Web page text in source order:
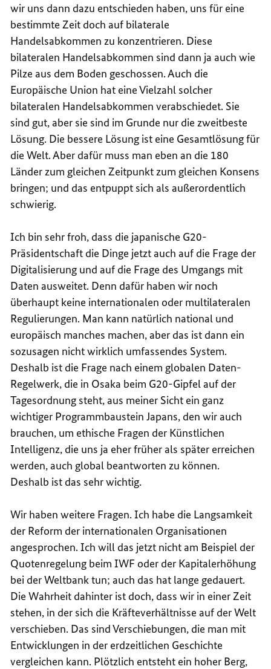
wir uns dann dazu entschieden haben, uns für eine
bestimmte Zeit doch auf bilaterale
Handelsabkommen zu konzentrieren. Diese
bilateralen Handelsabkommen sind dann ja auch wie
Pilze aus dem Boden geschossen. Auch die
Europäische Union hat eine Vielzahl solcher
bilateralen Handelsabkommen verabschiedet. Sie
sind gut, aber sie sind im Grunde nur die zweitbeste
Lösung. Die bessere Lösung ist eine Gesamtlösung für
die Welt. Aber dafür muss man eben an die 180
Länder zum gleichen Zeitpunkt zum gleichen Konsens
bringen; und das entpuppt sich als außerordentlich
schwierig.
Ich bin sehr froh, dass die japanische G20-
Präsidentschaft die Dinge jetzt auch auf die Frage der
Digitalisierung und auf die Frage des Umgangs mit
Daten ausweitet. Denn dafür haben wir noch
überhaupt keine internationalen oder multilateralen
Regulierungen. Man kann natürlich national und
europäisch manches machen, aber das ist dann ein
sozusagen nicht wirklich umfassendes System.
Deshalb ist die Frage nach einem globalen Daten-
Regelwerk, die in Osaka beim G20-Gipfel auf der
Tagesordnung steht, aus meiner Sicht ein ganz
wichtiger Programmbaustein Japans, den wir auch
brauchen, um ethische Fragen der Künstlichen
Intelligenz, die uns ja eher früher als später erreichen
werden, auch global beantworten zu können.
Deshalb ist das sehr wichtig.
Wir haben weitere Fragen. Ich habe die Langsamkeit
der Reform der internationalen Organisationen
angesprochen. Ich will das jetzt nicht am Beispiel der
Quotenregelung beim IWF oder der Kapitalerhöhung
bei der Weltbank tun; auch das hat lange gedauert.
Die Wahrheit dahinter ist doch, dass wir in einer Zeit
stehen, in der sich die Kräfteverhältnisse auf der Welt
verschieben. Das sind Verschiebungen, die man mit
Entwicklungen in der erdzeitlichen Geschichte
vergleichen kann. Plötzlich entsteht ein hoher Berg,